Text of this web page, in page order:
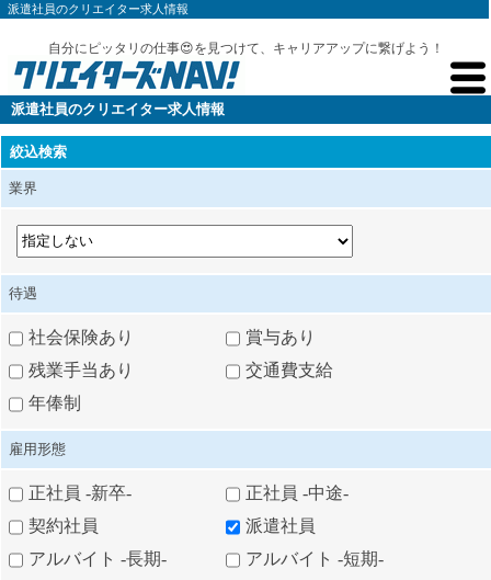
派遣社員のクリエイター求人情報
自分にピッタリの仕事😍を見つけて、キャリアアップに繋げよう！
派遣社員のクリエイター求人情報
絞込検索
業界
待遇
社会保険あり
賞与あり
残業手当あり
交通費支給
年俸制
雇用形態
正社員 -新卒-
正社員 -中途-
契約社員
派遣社員
アルバイト -長期-
アルバイト -短期-